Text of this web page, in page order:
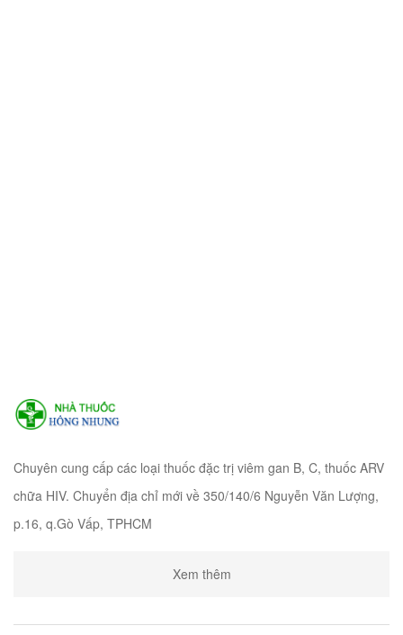
Chuyên cung cấp các loại thuốc đặc trị viêm gan B, C, thuốc ARV
chữa HIV. Chuyển địa chỉ mới về 350/140/6 Nguyễn Văn Lượng,
p.16, q.Gò Vấp, TPHCM
Xem thêm